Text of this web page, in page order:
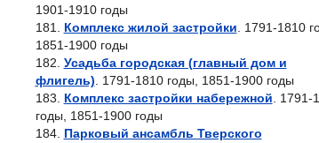
1901-1910 годы
Комплекс жилой застройки . 1791-1810
1851-1900 годы
Усадьба городская (главный дом и
флигель) . 1791-1810 годы, 1851-1900 годы
Комплекс застройки набережной . 1791-
годы, 1851-1900 годы
Парковый ансамбль Тверского